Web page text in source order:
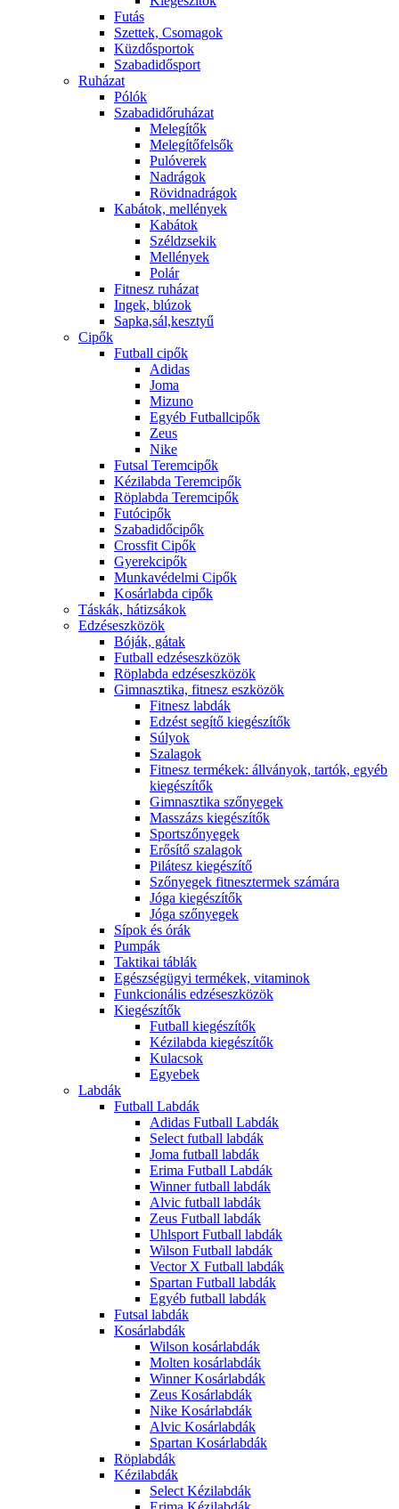
Futás
Szettek, Csomagok
Küzdősportok
Szabadidősport
Ruházat
Pólók
Szabadidőruházat
Melegítők
Melegítőfelsők
Pulóverek
Nadrágok
Rövidnadrágok
Kabátok, mellények
Kabátok
Széldzsekik
Mellények
Polár
Fitnesz ruházat
Ingek, blúzok
Sapka,sál,kesztyű
Cipők
Futball cipők
Adidas
Joma
Mizuno
Egyéb Futballcipők
Zeus
Nike
Futsal Teremcipők
Kézilabda Teremcipők
Röplabda Teremcipők
Futócipők
Szabadidőcipők
Crossfit Cipők
Gyerekcipők
Munkavédelmi Cipők
Kosárlabda cipők
Táskák, hátizsákok
Edzéseszközök
Bóják, gátak
Futball edzéseszközök
Röplabda edzéseszközök
Gimnasztika, fitnesz eszközök
Fitnesz labdák
Edzést segítő kiegészítők
Súlyok
Szalagok
Fitnesz termékek: állványok, tartók, egyéb
kiegészítők
Gimnasztika szőnyegek
Masszázs kiegészítők
Sportszőnyegek
Erősítő szalagok
Pilátesz kiegészítő
Szőnyegek fitnesztermek számára
Jóga kiegészítők
Jóga szőnyegek
Sípok és órák
Pumpák
Taktikai táblák
Egészségügyi termékek, vitaminok
Funkcionális edzéseszközök
Kiegészítők
Futball kiegészítők
Kézilabda kiegészítők
Kulacsok
Egyebek
Labdák
Futball Labdák
Adidas Futball Labdák
Select futball labdák
Joma futball labdák
Erima Futball Labdák
Winner futball labdák
Alvic futball labdák
Zeus Futball labdák
Uhlsport Futball labdák
Wilson Futball labdák
Vector X Futball labdák
Spartan Futball labdák
Egyéb futball labdák
Futsal labdák
Kosárlabdák
Wilson kosárlabdák
Molten kosárlabdák
Winner Kosárlabdák
Zeus Kosárlabdák
Nike Kosárlabdák
Alvic Kosárlabdák
Spartan Kosárlabdák
Röplabdák
Kézilabdák
Select Kézilabdák